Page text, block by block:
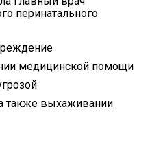
перинатального
медицинской помощи
также выхаживании